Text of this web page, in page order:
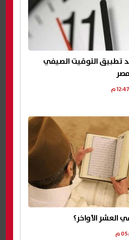
تطبيق التوقيت الصيفي
العشر الأواخر؟